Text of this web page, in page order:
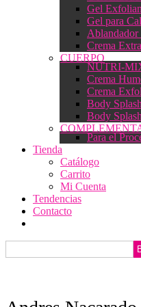
Gel
Gel para
Ablandador
Crema
CUERPO
NUTRI-
Crema
Crema
Body
Body
Para el
Tienda
Catálogo
Carrito
Mi Cuenta
Tendencias
Contacto